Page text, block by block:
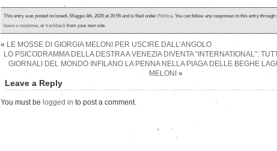
This entry was posted on lunedì, Maggio 4th, 2026 at 20:56 and is filed underPolitica. You can follow any responses to this entry through
leave a response, ortrackbackfrom your own site.
« LE MOSSE DI GIORGIA MELONI PER USCIRE DALL’ANGOLO
LO PSICODRAMMA DELLA DESTRA A VENEZIA DIVENTA “INTERNATIONAL”:
GIORNALI DEL MONDO INFILANO LA PENNA NELLA PIAGA DELLE BEGHE
MELONI »
Leave a Reply
You must be logged in to post a comment.